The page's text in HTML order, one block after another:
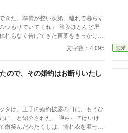
きた。準備が整い次第、離れで暮らす
いてくれ」 普段ほとんど屋
れもなく告げてきた言葉をきっかけ
年間”の契約を終わらせることにし
文字数：4,095 恋愛
ので、その婚約はお断りいたし
タは、王子の婚約披露の日に、もうひ
に」と紹介された。 逆らってはいけ
笑んだわたくしは、濡れ衣を着せら